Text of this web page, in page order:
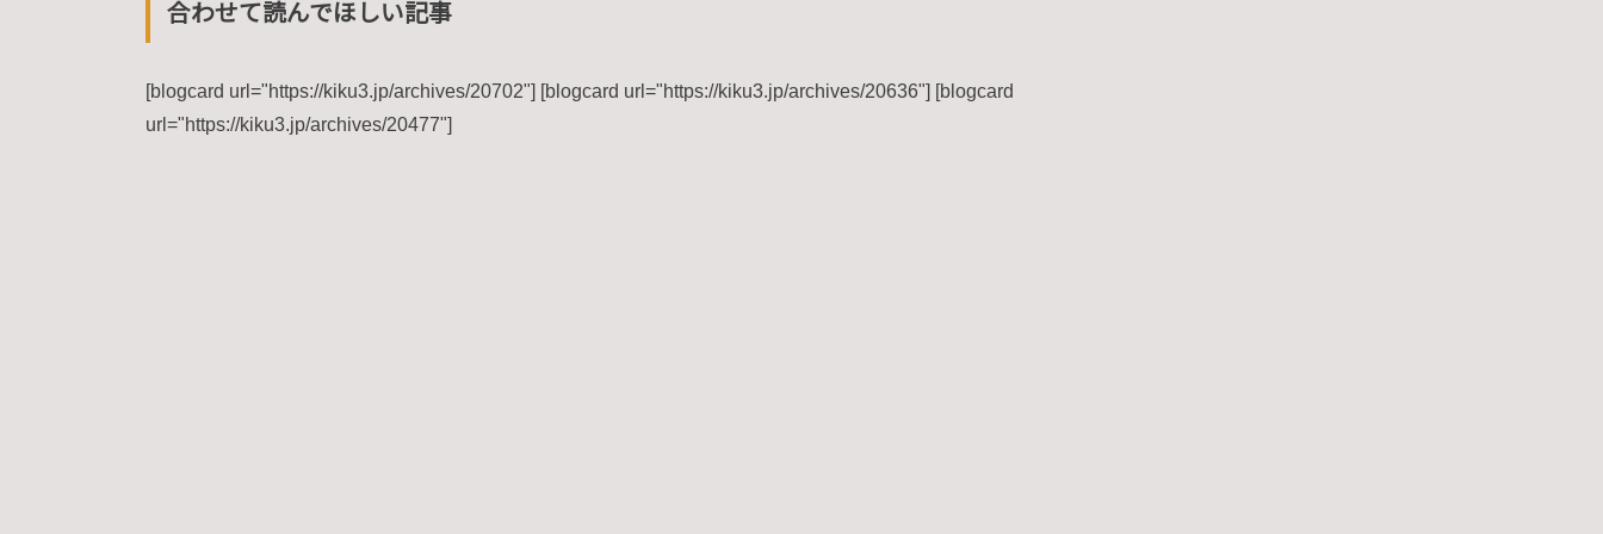
合わせて読んでほしい記事
[blogcard url="https://kiku3.jp/archives/20702"] [blogcard url="https://kiku3.jp/archives/20636"] [blogcard
url="https://kiku3.jp/archives/20477"]